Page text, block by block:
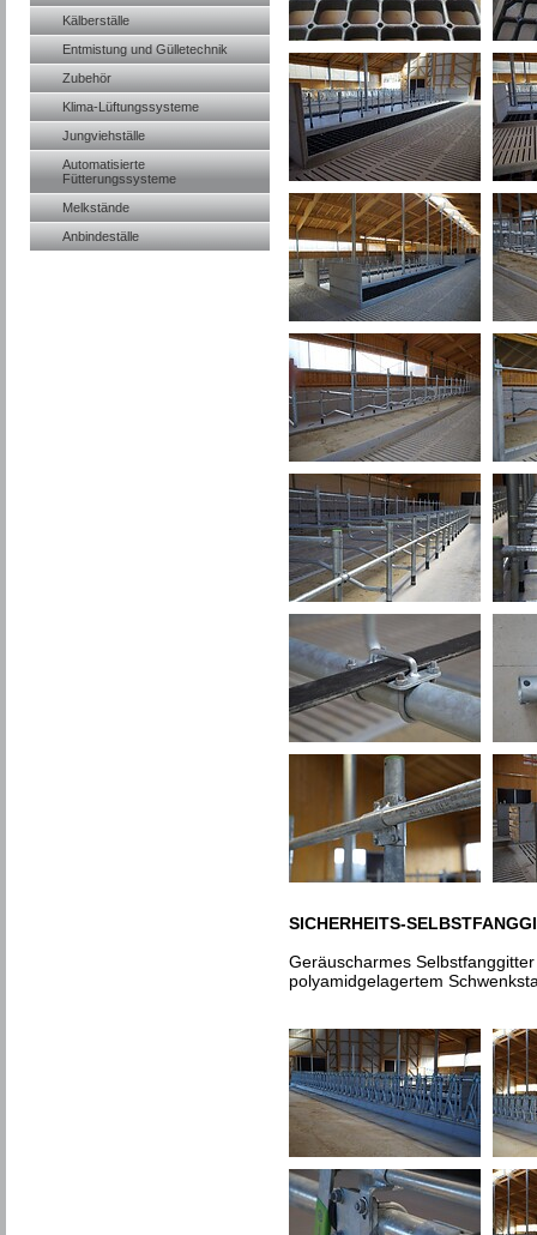
Kälberställe
Entmistung und Gülletechnik
Zubehör
Klima-Lüftungssysteme
Jungviehställe
Automatisierte
Fütterungssysteme
Melkstände
Anbindeställe
SICHERHEITS-
Geräuscharmes
polyamidgelagertem